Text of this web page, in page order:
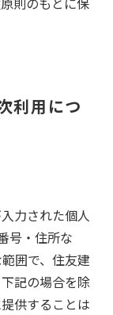
利用につ
力された個人
号・住所な
囲で、住友建
記の場合を除
供することは